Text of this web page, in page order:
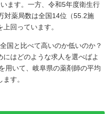
ます。一方、令和5年度衛生行
対薬局数は全国14位（55.2施
回っています。
国と比べて高いのか低いのか？
はどのような求人を選べばよ
用いて、岐阜県の薬剤師の平均
す。